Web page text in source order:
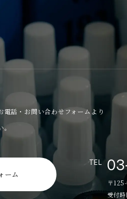
電話・お問い合わせフォームより
ーム
TEL
〒
受付